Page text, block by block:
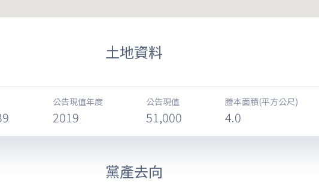
土地資料
公告現值年度
2019
公告現值
51,000
謄本面積(平方公尺)
4.0
黨產去向